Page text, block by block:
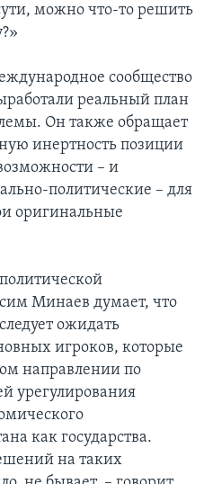
можно что-то решить
сообщество
реальный план
Он также обращает
инертность позиции
– и
политические – для
оригинальные
Минаев думает, что
ожидать
игроков, которые
направлении по
урегулирования
как государства.
на таких